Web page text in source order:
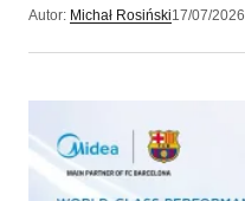
Autor: Michał Rosiński17/07/2026